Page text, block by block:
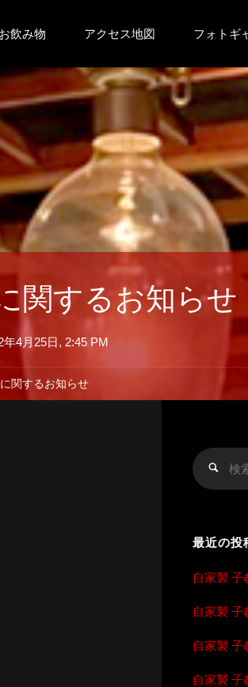
お飲み物 アクセス地図 フォトギ
関するお知らせ
年4月25日, 2:45 PM
関するお知らせ
検
最近の投
自家製 子
自家製 子
自家製 子
自家製 子